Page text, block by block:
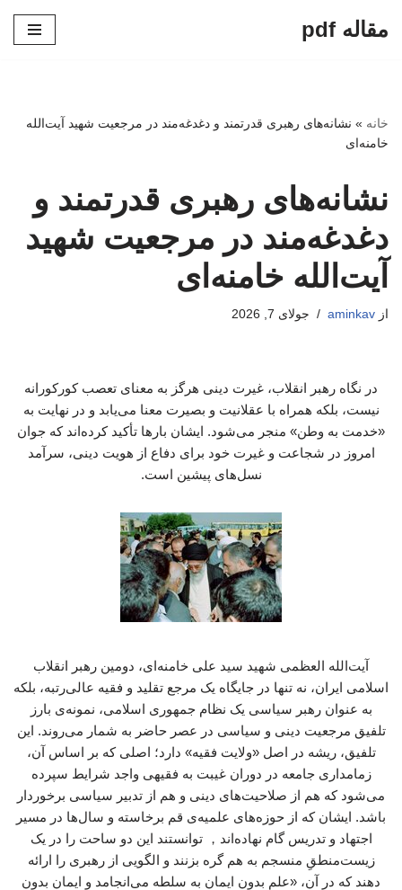
مقاله pdf
خانه » نشانه‌های رهبری قدرتمند و دغدغه‌مند در مرجعیت شهید آیت‌الله
خامنه‌ای
نشانه‌های رهبری قدرتمند و
دغدغه‌مند در مرجعیت شهید
آیت‌الله خامنه‌ای
از aminkav جولای 7, 2026
در نگاه رهبر انقلاب، غیرت دینی هرگز به معنای تعصب کورکورانه
نیست، بلکه همراه با عقلانیت و بصیرت معنا می‌یابد و در نهایت به
«خدمت به وطن» منجر می‌شود. ایشان بارها تأکید کرده‌اند که جوان
امروز در شجاعت و غیرت خود برای دفاع از هویت دینی، سرآمد
نسل‌های پیشین است.
آیت‌الله العظمی شهید سید علی خامنه‌ای، دومین رهبر انقلاب
اسلامی ایران، نه تنها در جایگاه یک مرجع تقلید و فقیه عالی‌رتبه، بلکه
به عنوان رهبر سیاسی یک نظام جمهوری اسلامی، نمونه‌ی بارز
تلفیق مرجعیت دینی و سیاسی در عصر حاضر به شمار می‌روند. این
تلفیق، ریشه در اصل «ولایت فقیه» دارد؛ اصلی که بر اساس آن،
زمامداری جامعه در دوران غیبت به فقیهی واجد شرایط سپرده
می‌شود که هم از صلاحیت‌های دینی و هم از تدبیر سیاسی برخوردار
باشد. ایشان که از حوزه‌های علمیه‌ی قم برخاسته و سال‌ها در مسیر
اجتهاد و تدریس گام نهاده‌اند， توانستند این دو ساحت را در یک
زیست‌منطقِ منسجم به هم گره بزنند و الگویی از رهبری را ارائه
دهند که در آن، «علم بدون ایمان به سلطه می‌انجامد و ایمان بدون